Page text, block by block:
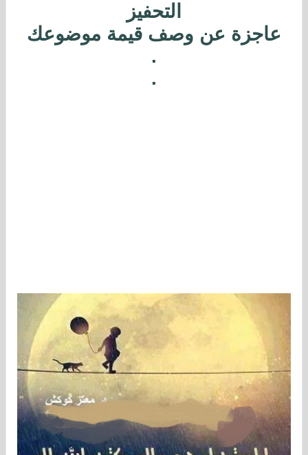
التحفيز
عاجزة عن وصف قيمة موضوعك
.
.